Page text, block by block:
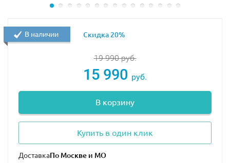
пассажирская дверь — можно открыть, чтобы
-багажник — за ним скрывается аккуратно
панели капота с обеих сторон — открыв их, вы
увидите детализированный двигатель, воссозданный
с поразительной точностью.
Кабина водителя:
поворачивая руль, вы чувствуете связь с водителем
19 990руб.
15 990 руб.
В корзину
Купить в один клик
Доставка
В наличии Скидка 20%